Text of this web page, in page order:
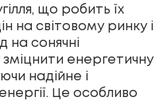
що робить їх
на світовому ринку і
на сонячні
енергетичну
надійне і
Це особливо